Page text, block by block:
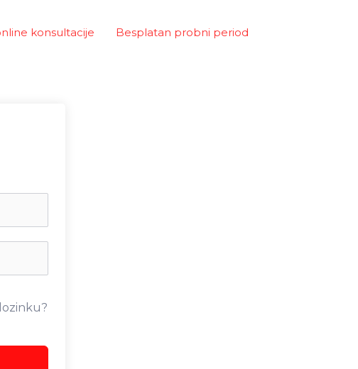
konsultacije Besplatan probni period